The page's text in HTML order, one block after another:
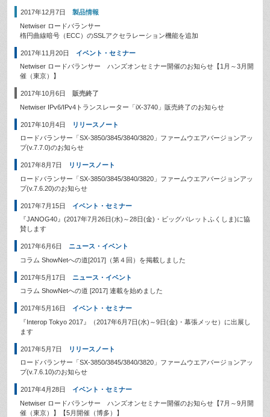
2017年12月7日
製品情報
Netwiser ロードバランサー
楕円曲線暗号（ECC）のSSLアクセラレーション機能を追加
2017年11月20日
イベント・セミナー
Netwiser ロードバランサー ハンズオンセミナー開催のお知らせ【1月～3月開
催（東京）】
2017年10月6日
販売終了
Netwiser IPv6/IPv4トランスレーター「iX-3740」販売終了のお知らせ
2017年10月4日
リリースノート
ロードバランサー「SX-3850/3845/3840/3820」ファームウエアバージョンアッ
プ(v.7.7.0)のお知らせ
2017年8月7日
リリースノート
ロードバランサー「SX-3850/3845/3840/3820」ファームウエアバージョンアッ
プ(v.7.6.20)のお知らせ
2017年7月15日
イベント・セミナー
『JANOG40』(2017年7月26日(水)～28日(金)・ビッグパレットふくしま)に協
賛します
2017年6月6日
ニュース・イベント
コラム ShowNetへの道[2017]（第４回）を掲載しました
2017年5月17日
ニュース・イベント
コラム ShowNetへの道 [2017] 連載を始めました
2017年5月16日
イベント・セミナー
『Interop Tokyo 2017』（2017年6月7日(水)～9日(金)・幕張メッセ）に出展し
ます
2017年5月7日
リリースノート
ロードバランサー「SX-3850/3845/3840/3820」ファームウエアバージョンアッ
プ(v.7.6.10)のお知らせ
2017年4月28日
イベント・セミナー
Netwiser ロードバランサー ハンズオンセミナー開催のお知らせ【7月～9月開
催（東京）】【5月開催（博多）】